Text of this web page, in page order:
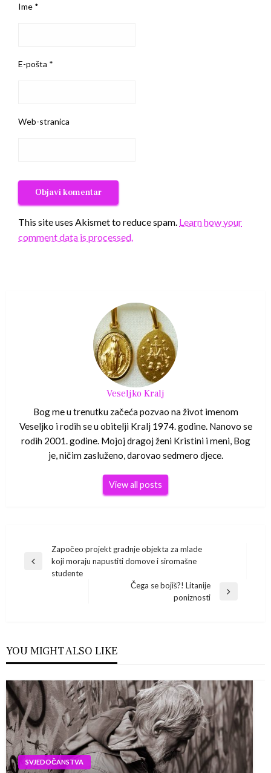
Ime *
E-pošta *
Web-stranica
This site uses Akismet to reduce spam. Learn how your
comment data is processed.
Veseljko Kralj
Bog me u trenutku začeća pozvao na život imenom
Veseljko i rodih se u obitelji Kralj 1974. godine. Nanovo se
rodih 2001. godine. Mojoj dragoj ženi Kristini i meni, Bog
je, ničim zasluženo, darovao sedmero djece.
View all posts
Navigacija
objava
Previous
Započeo projekt gradnje objekta za mlade
koji moraju napustiti domove i siromašne
studente
Čega se bojiš?! Litanije
poniznosti
YOU MIGHT ALSO LIKE
SVJEDOČANSTVA